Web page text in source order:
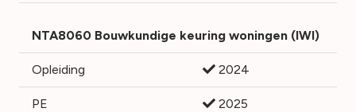
NTA8060 Bouwkundige keuring woningen (IWI)
Opleiding 2024
PE 2025